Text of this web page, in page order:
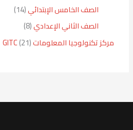
الصف الخامس الإبتدائي 14
الصف الثاني الإعدادي 8
مركز تكنولوجيا المعلومات GITC 21